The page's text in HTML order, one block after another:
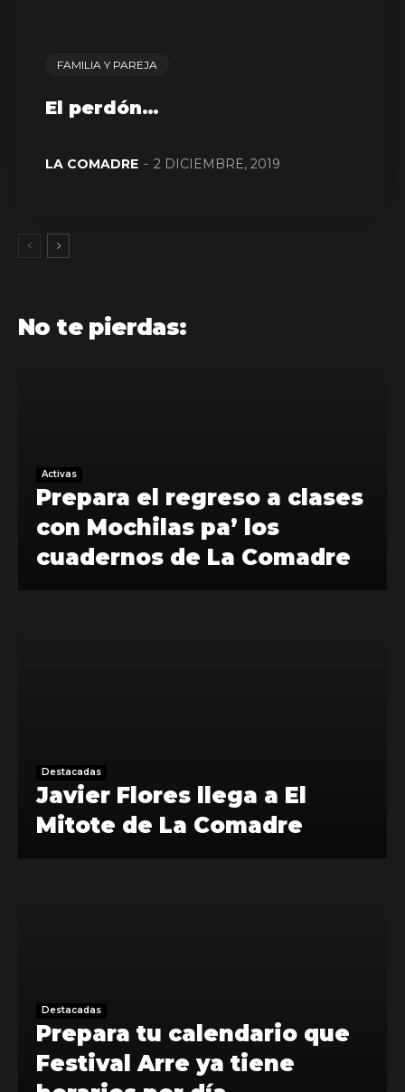
FAMILIA Y PAREJA
El perdón…
LA COMADRE - 2 DICIEMBRE, 2019
No te pierdas:
Activas
Prepara el regreso a clases
con Mochilas pa’ los
cuadernos de La Comadre
Destacadas
Javier Flores llega a El
Mitote de La Comadre
Destacadas
Prepara tu calendario que
Festival Arre ya tiene